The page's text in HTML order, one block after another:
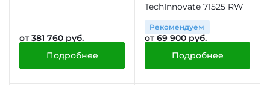
от 381 760 руб.
Подробнее
TechInnovate 71525 RW
Рекомендуем
от 69 900 руб.
Подробнее